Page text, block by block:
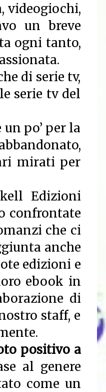
videogiochi,
un breve
ogni tanto,
di serie tv,
serie tv del
po’ per la
mirati per
Edizioni
confrontate
che ci
anche
edizioni e
ebook in
di
staff, e
positivo a
al genere
come un